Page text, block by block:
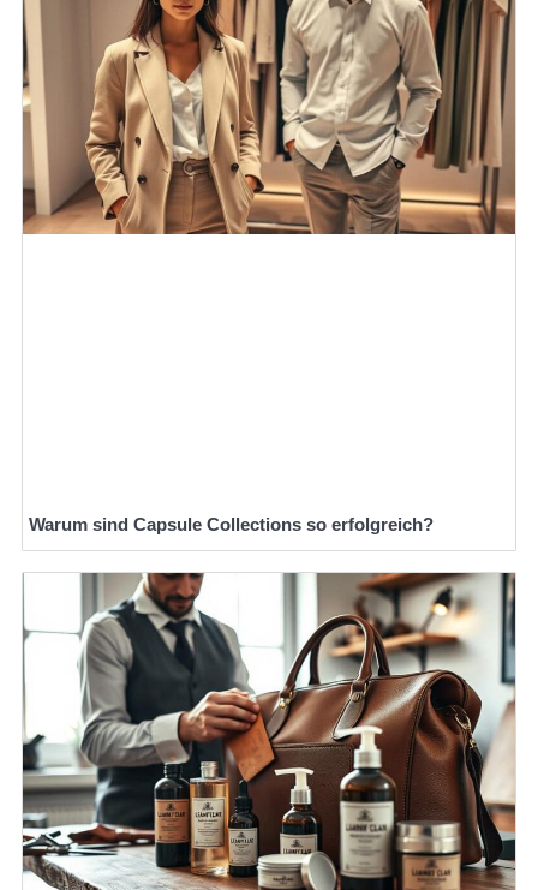
Warum sind Capsule Collections so erfolgreich?